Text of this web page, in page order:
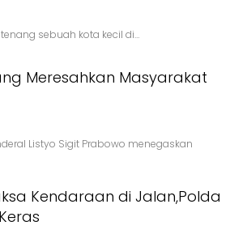
sebuah kota kecil di…
Meresahkan Masyarakat
Listyo Sigit Prabowo menegaskan
Kendaraan di Jalan,Polda